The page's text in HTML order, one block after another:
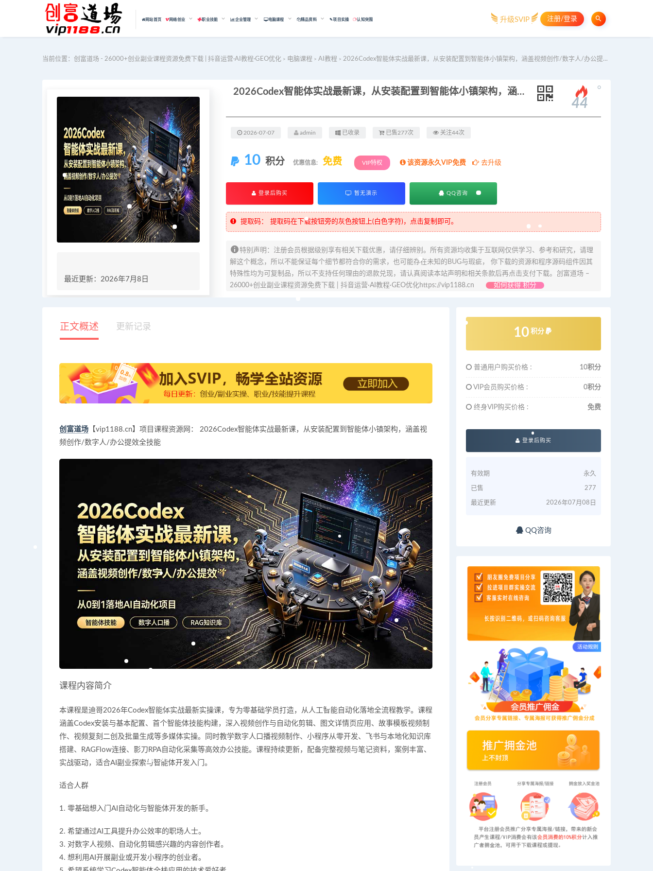
网站首页 网络创业 职业技能 企业管理 电脑课程 精品资料 ✎项目实操 认知突围 升级SVIP 注册/登录
当前位置： 创富道场 - 26000+创业副业课程资源免费下载 | 抖音运营·AI教程·GEO优化 > 电脑课程 > AI教程 > 2026Codex智能体实战最新课，从安装配置到智能体小镇架构，涵盖视频创作/数字人/办公提效全技能
最近更新：2026年7月8日
2026Codex智能体实战最新课，从安装配置到智能体小镇架构，涵盖视频创作/数字人/办公提效全技能
44
。
2026-07-07 admin 已收录 已售277次 关注44次
10 积分 优惠信息: 免费 VIP特权 该资源永久VIP免费 去升级
登录后购买 暂无演示 QQ咨询
提取码： 提取码在下载按钮旁的灰色按钮上(白色字符)，点击复制即可。
特别声明：注册会员根据级别享有相关下载优惠，请仔细辨别。所有资源均收集于互联网仅供学习、参考和研究，请理
解这个概念，所以不能保证每个细节都符合你的需求，也可能存在未知的BUG与瑕疵， 你下载的资源和程序源码组件因其
特殊性均为可复制品，所以不支持任何理由的退款兑现，请认真阅读本站声明和相关条款后再点击支付下载。创富道场 –
26000+创业副业课程资源免费下载 | 抖音运营·AI教程·GEO优化https://vip1188.cn
如何获得 积分
正文概述 更新记录
创富道场 【vip1188.cn】项目课程资源网： 2026Codex智能体实战最新课，从安装配置到智能体小镇架构，涵盖视
频创作/数字人/办公提效全技能
课程内容简介
本课程是迪哥2026年Codex智能体实战最新实操课，专为零基础学员打造，从人工智能自动化落地全流程教学。课程
涵盖Codex安装与基本配置、首个智能体技能构建，深入视频创作与自动化剪辑、图文详情页应用、故事模板视频制
作、视频复刻二创及批量生成等多媒体实操。同时教学数字人口播视频制作、小程序从零开发、飞书与本地化知识库
搭建、RAGFlow连接、影刀RPA自动化采集等高效办公技能。课程持续更新，配备完整视频与笔记资料，案例丰富、
实战驱动，适合AI副业探索与智能体开发入门。
适合人群
1. 零基础想入门AI自动化与智能体开发的新手。
2. 希望通过AI工具提升办公效率的职场人士。
3. 对数字人视频、自动化剪辑感兴趣的内容创作者。
4. 想利用AI开展副业或开发小程序的创业者。
10 积分
普通用户购买价格 : 10积分
VIP会员购买价格 : 0积分
终身VIP购买价格 : 免费
登录后购买
有效期 永久
已售 277
最近更新 2026年07月08日
QQ咨询